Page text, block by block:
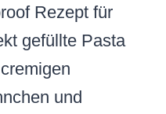
Rezept für
gefüllte Pasta
und